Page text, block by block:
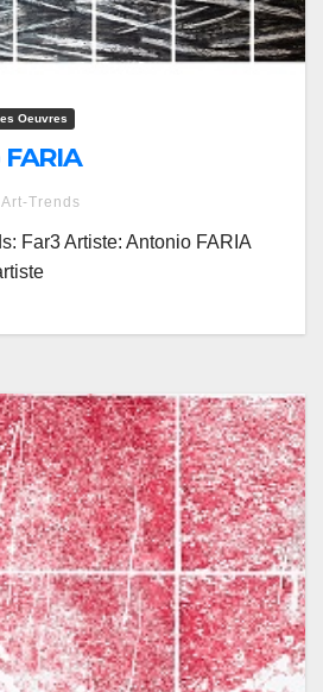
Oeuvres
Art-Trends
Far3 Artiste: Antonio FARIA